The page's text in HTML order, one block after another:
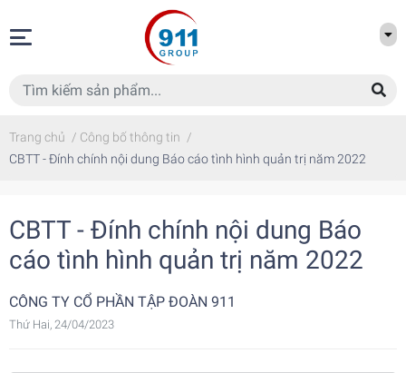
Trang chủ / Công bố thông tin /
CBTT - Đính chính nội dung Báo cáo tình hình quản trị năm 2022
CBTT - Đính chính nội dung Báo
cáo tình hình quản trị năm 2022
CÔNG TY CỔ PHẦN TẬP ĐOÀN 911
Thứ Hai, 24/04/2023